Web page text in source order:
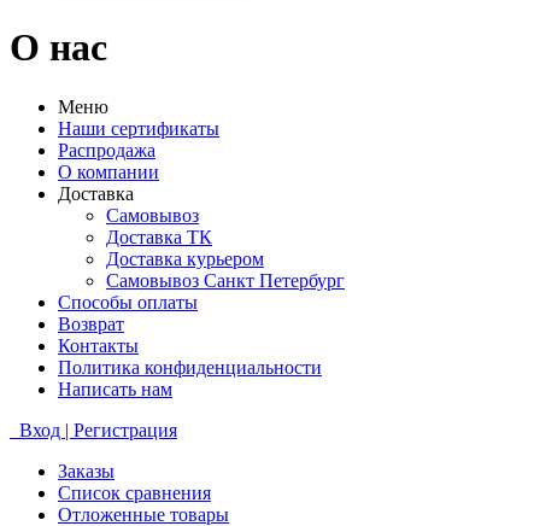
О нас
Меню
Наши сертификаты
Распродажа
О компании
Доставка
Самовывоз
Доставка ТК
Доставка курьером
Самовывоз Санкт Петербург
Способы оплаты
Возврат
Контакты
Политика конфиденциальности
Написать нам
Вход | Регистрация
Заказы
Список сравнения
Отложенные товары